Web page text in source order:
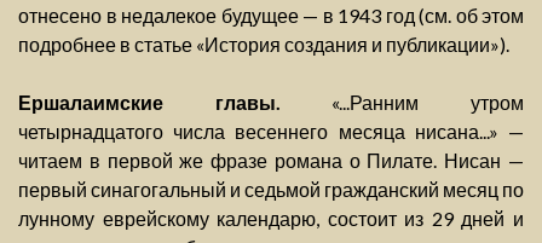
отнесено в недалекое будущее — в 1943 год (см. об этом
подробнее в статье «История создания и публикации»).
Ершалаимские главы. «...Ранним утром
четырнадцатого числа весеннего месяца нисана...» —
читаем в первой же фразе романа о Пилате. Нисан —
первый синагогальный и седьмой гражданский месяц по
лунному еврейскому календарю, состоит из 29 дней и